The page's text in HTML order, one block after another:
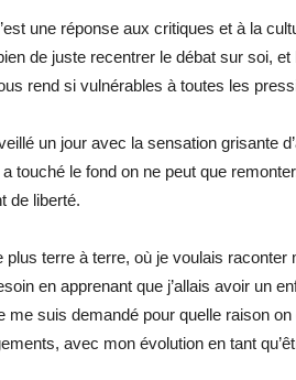
une réponse aux critiques et à la
de juste recentrer le débat sur soi,
rend si vulnérables à toutes les
un jour avec la sensation grisante
touché le fond on ne peut que
de liberté.
plus terre à terre, où je voulais raconter
en apprenant que j’allais avoir un
me suis demandé pour quelle raison
avec mon évolution en tant